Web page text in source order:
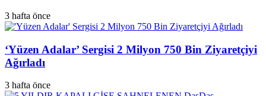
3 hafta önce
‘Yüzen Adalar’ Sergisi 2 Milyon 750 Bin Ziyaretçiyi
Ağırladı
3 hafta önce